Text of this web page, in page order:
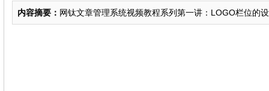
内容摘要： 网钛文章管理系统视频教程系列第一讲：LOGO栏位的